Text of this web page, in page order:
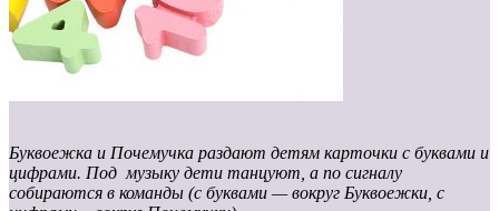
Буквоежка и Почемучка раздают детям карточки с буквами и
цифрами. Под музыку дети танцуют, а по сигналу
собираются в команды (с буквами — вокруг Буквоежки, с